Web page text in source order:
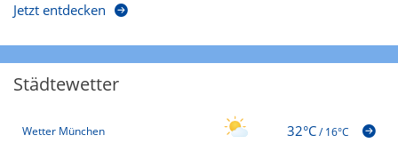
Jetzt entdecken
Städtewetter
Wetter München 32°C/16°C